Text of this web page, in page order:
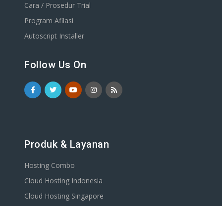
Cara / Prosedur Trial
Program Afilasi
Autoscript Installer
Follow Us On
Produk & Layanan
Hosting Combo
Cloud Hosting Indonesia
Cloud Hosting Singapore